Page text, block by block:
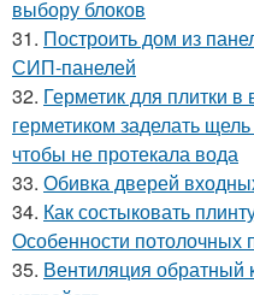
выбору блоков
31. Построить дом из
СИП-панелей
32. Герметик для плитки
герметиком заделать
чтобы не протекала вода
33. Обивка дверей
34. Как состыковать
Особенности потолочных
35. Вентиляция обратный